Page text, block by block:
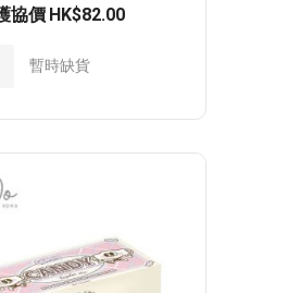
協價 HK$82.00
暫時缺貨